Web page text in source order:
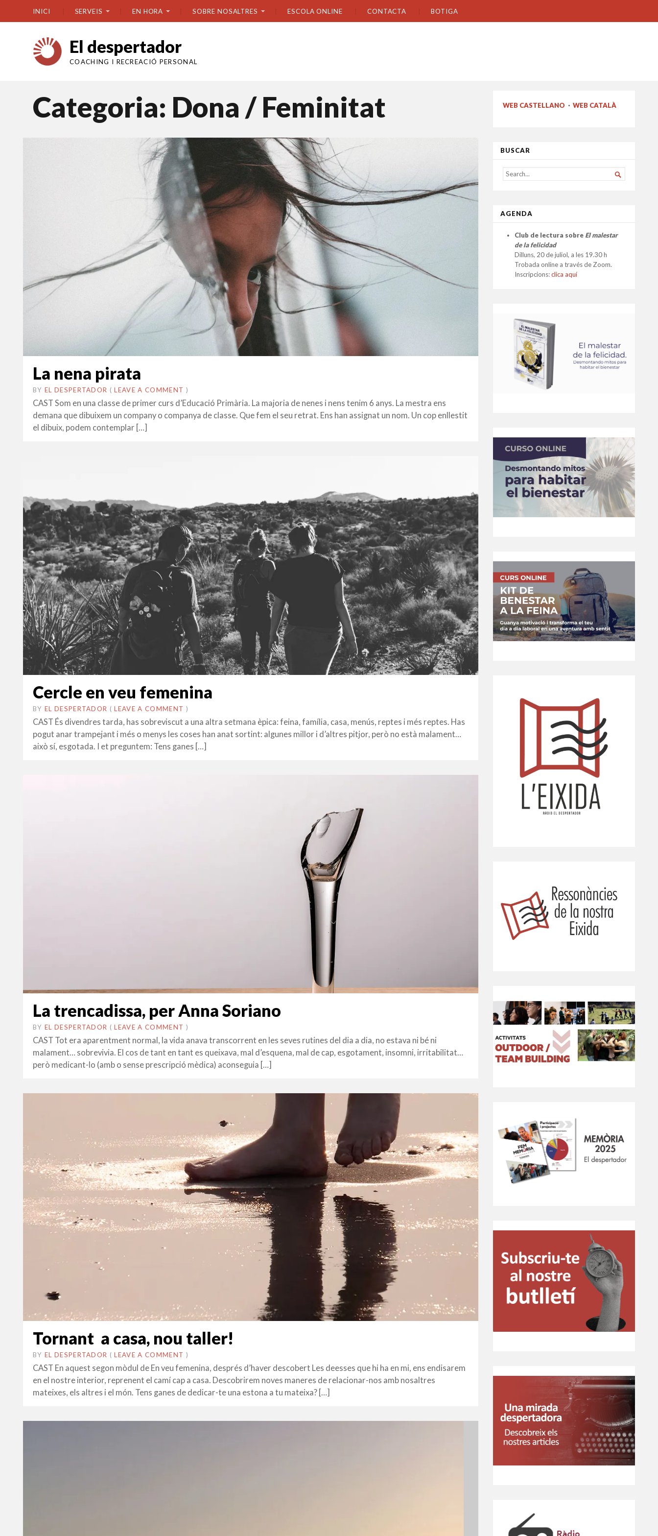
INICI SERVEIS EN HORA SOBRE NOSALTRES ESCOLA ONLINE CONTACTA BOTIGA
El despertador
COACHING I RECREACIÓ PERSONAL
Categoria: Dona / Feminitat
La nena pirata
BY EL DESPERTADOR ON
26
SETEMBRE
•(LEAVE A COMMENT )
CAST Som en una classe de primer curs d’Educació Primària. La majoria de nenes i nens tenim 6 anys. La mestra ens
demana que dibuixem un company o companya de classe. Que fem el seu retrat. Ens han assignat un nom. Un cop enllestit
el dibuix, podem contemplar […]
Cercle en veu femenina
BY EL DESPERTADOR ON
10
DESEMBRE
2017
•(LEAVE A COMMENT )
CAST És divendres tarda, has sobreviscut a una altra setmana èpica: feina, família, casa, menús, reptes i més reptes. Has
pogut anar trampejant i més o menys les coses han anat sortint: algunes millor i d’altres pitjor, però no està malament…
això sí, esgotada. I et preguntem: Tens ganes […]
La trencadissa, per Anna Soriano
BY EL DESPERTADOR ON
6
MARÇ
•(LEAVE A COMMENT )
CAST Tot era aparentment normal, la vida anava transcorrent en les seves rutines del dia a dia, no estava ni bé ni
malament… sobrevivia. El cos de tant en tant es queixava, mal d’esquena, mal de cap, esgotament, insomni, irritabilitat…
però medicant-lo (amb o sense prescripció mèdica) aconseguia […]
Tornant a casa, nou taller!
BY EL DESPERTADOR ON
29
SETEMBRE
•(LEAVE A COMMENT )
CAST En aquest segon mòdul de En veu femenina, després d’haver descobert Les deesses que hi ha en mi, ens endisarem
en el nostre interior, reprenent el camí cap a casa. Descobrirem noves maneres de relacionar-nos amb nosaltres
mateixes, els altres i el món. Tens ganes de dedicar-te una estona a tu mateixa? […]
WEB CASTELLANO · WEB CATALÀ
BUSCAR
SEARCH
FOR...

AGENDA
Club de lectura sobre El malestar
de la felicidad
Dilluns, 20 de juliol, a les 19.30 h
Trobada online a través de Zoom.
Inscripcions:clica aquí